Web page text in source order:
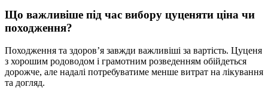
Що важливіше під час вибору цуценяти ціна чи
походження?
Походження та здоровʼя завжди важливіші за вартість. Цуценя
з хорошим родоводом і грамотним розведенням обійдеться
дорожче, але надалі потребуватиме менше витрат на лікування
та догляд.